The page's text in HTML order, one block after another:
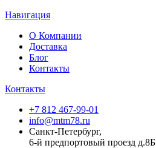
Навигация
О Компании
Доставка
Блог
Контакты
Контакты
+7 812 467-99-01
info@mtm78.ru
Санкт-Петербург,
6-й предпортовый проезд д.8Б